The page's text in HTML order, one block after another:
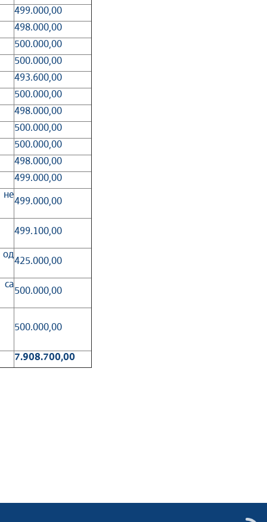
499.000,00
498.000,00
500.000,00
500.000,00
493.600,00
500.000,00
498.000,00
500.000,00
500.000,00
498.000,00
499.000,00
499.000,00
499.100,00
од
425.000,00
са
500.000,00
500.000,00
7.908.700,00